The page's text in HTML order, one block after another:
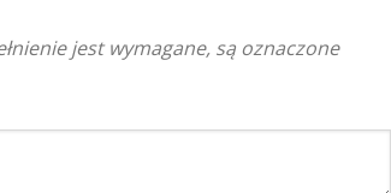
jest wymagane, są oznaczone